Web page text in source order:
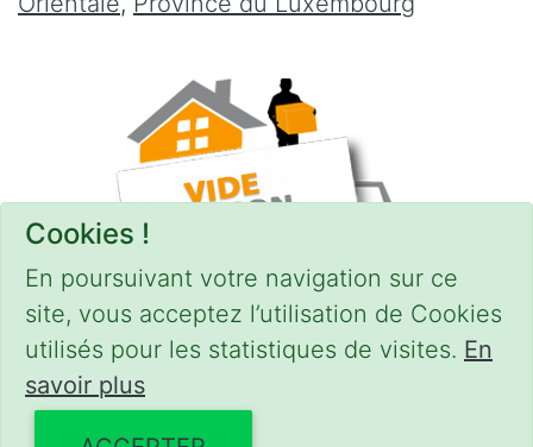
Cookies !
En poursuivant votre navigation sur ce
site, vous acceptez l’utilisation de Cookies
utilisés pour les statistiques de visites. En
savoir plus
CONDITIONS-